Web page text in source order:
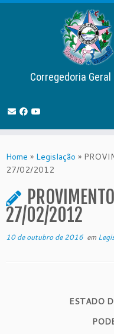
to
content
Corregedoria
Home » Legislação »
27/02/2012
27/02/2012
10 de outubro de 2016 em
ESTADO